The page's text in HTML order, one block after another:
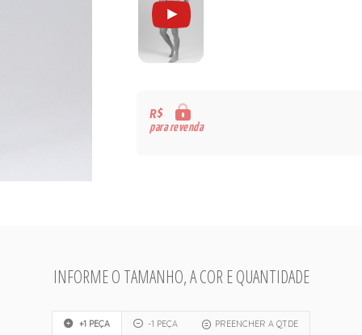
R$
para revenda
INFORME O TAMANHO, A COR E QUANTIDADE
+1 PEÇA -1 PEÇA PREENCHER A QTDE